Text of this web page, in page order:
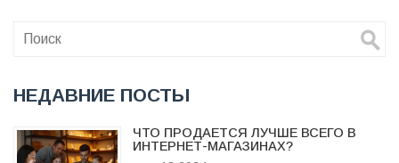
НЕДАВНИЕ ПОСТЫ
ЧТО ПРОДАЕТСЯ ЛУЧШЕ ВСЕГО В
ИНТЕРНЕТ-МАГАЗИНАХ?